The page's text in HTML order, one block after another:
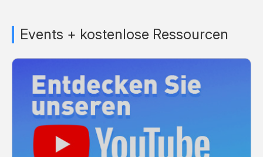
Events + kostenlose Ressourcen